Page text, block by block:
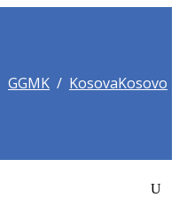
GGMK / KosovaKosovo